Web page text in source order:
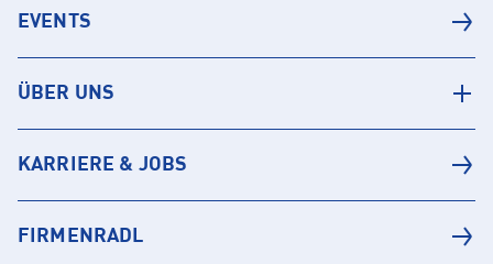
EVENTS
ÜBER UNS
KARRIERE & JOBS
FIRMENRADL